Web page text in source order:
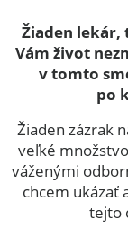
Žiaden lekár,
Vám život
v tomto
po
Žiaden zázrak
veľké
váženými
chcem ukázať
tejto